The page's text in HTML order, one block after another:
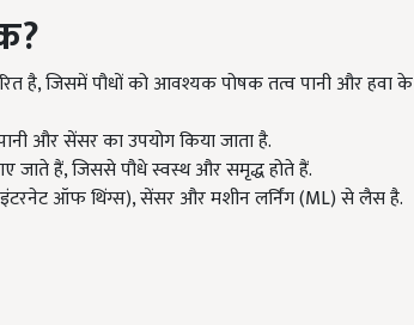
है, जिसमें पौधों को आवश्यक पोषक तत्व पानी और हवा के
और सेंसर का उपयोग किया जाता है.
जाते हैं, जिससे पौधे स्वस्थ और समृद्ध होते हैं.
ऑफ थिंग्स), सेंसर और मशीन लर्निंग (ML) से लैस है.